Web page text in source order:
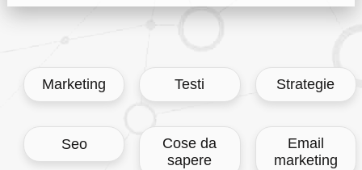
Marketing Testi Strategie
Seo
Cose da
sapere
Email
marketing